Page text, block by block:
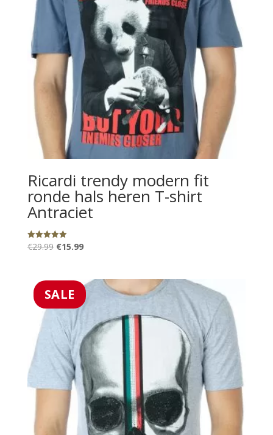
Ricardi trendy modern fit
ronde hals heren T-shirt
Antraciet
Gewaardeerd
5.00
€29.99 Oorspronkelijke
€29.99.
€15.99Huidige
€15.99.
SALE